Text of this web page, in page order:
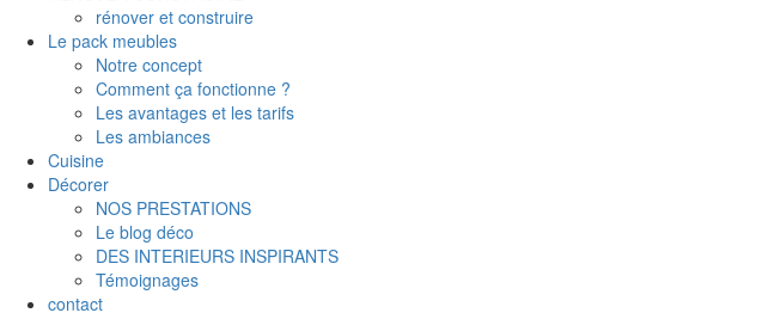
rénover et construire
Le pack meubles
Notre concept
Comment ça fonctionne ?
Les avantages et les tarifs
Les ambiances
Cuisine
Décorer
NOS PRESTATIONS
Le blog déco
DES INTERIEURS INSPIRANTS
Témoignages
contact